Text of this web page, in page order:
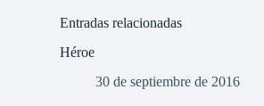
Entradas relacionadas
Héroe
30 de septiembre de 2016